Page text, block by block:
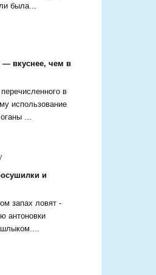
была...
— вкуснее, чем в
в
использование
...
и
запах ловят -
антоновки